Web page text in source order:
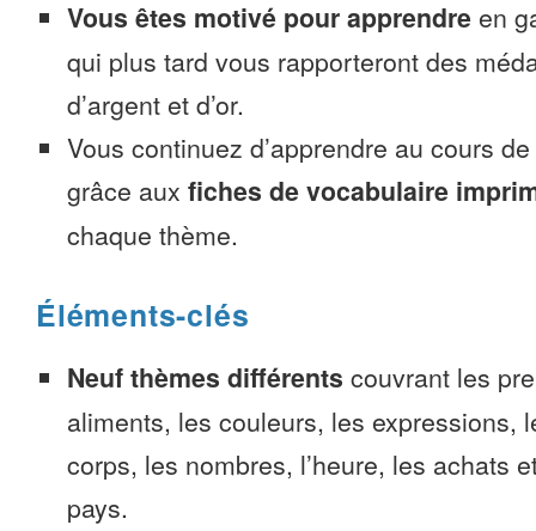
Vous êtes motivé pour apprendre en
qui plus tard vous rapporteront des
d’argent et d’or.
Vous continuez d’apprendre au cours
grâce aux fiches de vocabulaire
chaque thème.
Éléments-clés
Neuf thèmes différents couvrant les
aliments, les couleurs, les expressions,
corps, les nombres, l’heure, les achats
pays.